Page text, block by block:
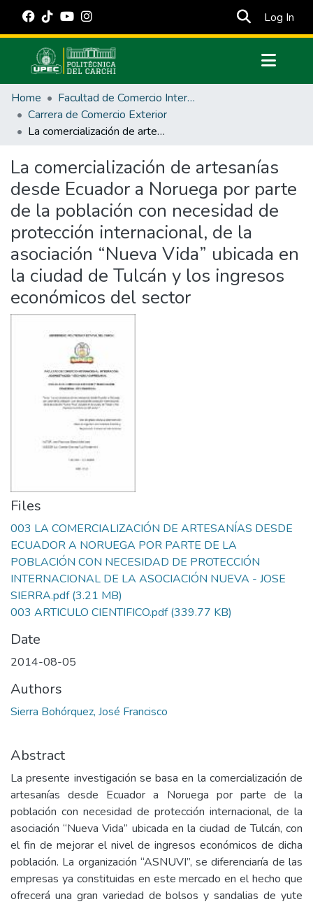
Log In
Communities & Collections
All of DSpace
Statistics
Estadísticas Externas
Manuales
Home
Facultad de Comercio Internacional, Integración, Administración y Economía Empresarial
Carrera de Comercio Exterior
La comercialización de artesanías desde Ecuador a Noruega por parte de la población con necesidad de protección internacional, de la asociación “Nueva Vida” ubicada en la ciudad de Tulcán y los ingresos económicos del sector
La comercialización de artesanías
desde Ecuador a Noruega por parte
de la población con necesidad de
protección internacional, de la
asociación “Nueva Vida” ubicada en
la ciudad de Tulcán y los ingresos
económicos del sector
Files
003 LA COMERCIALIZACIÓN DE ARTESANÍAS DESDE
ECUADOR A NORUEGA POR PARTE DE LA
POBLACIÓN CON NECESIDAD DE PROTECCIÓN
INTERNACIONAL DE LA ASOCIACIÓN NUEVA - JOSE
SIERRA.pdf(3.21 MB)
003 ARTICULO CIENTIFICO.pdf(339.77 KB)
Date
2014-08-05
Authors
Sierra Bohórquez, José Francisco
Abstract
La presente investigación se basa en la comercialización de
artesanías desde Ecuador a Noruega por parte de la
población con necesidad de protección internacional, de la
asociación “Nueva Vida” ubicada en la ciudad de Tulcán, con
el fin de mejorar el nivel de ingresos económicos de dicha
población. La organización “ASNUVI”, se diferenciaría de las
empresas ya constituidas en este mercado en el hecho que
ofrecerá una gran variedad de bolsos y sandalias de yute